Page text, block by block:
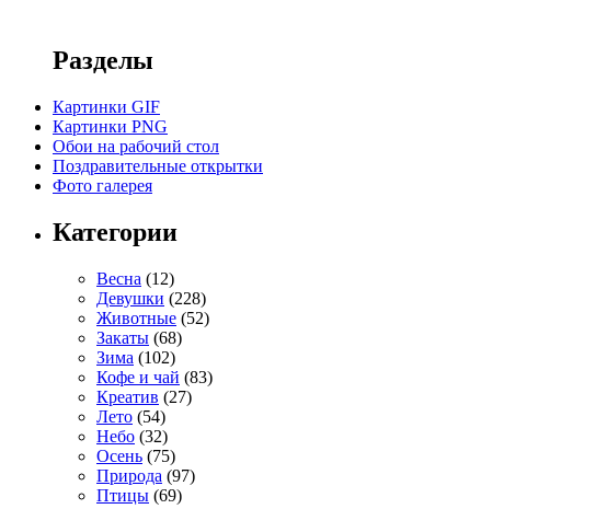
Разделы
Картинки GIF
Картинки PNG
Обои на рабочий стол
Поздравительные открытки
Фото галерея
Категории
Весна (12)
Девушки (228)
Животные (52)
Закаты (68)
Зима (102)
Кофе и чай (83)
Креатив (27)
Лето (54)
Небо (32)
Осень (75)
Природа (97)
Птицы (69)